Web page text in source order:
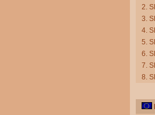
2.
3.
4.
5.
6.
7.
8.